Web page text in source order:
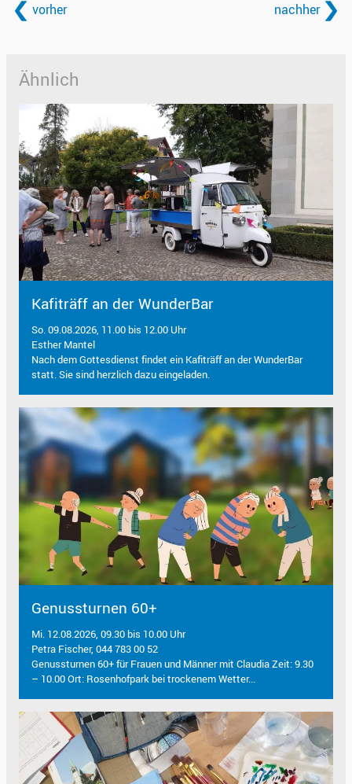
vorher nachher
Ähnlich
Kafiträff an der WunderBar
So. 09.08.2026, 11.00 bis 12.00 Uhr
Esther Mantel
Nach dem Gottesdienst findet ein Kafiträff an der WunderBar
statt. Sie sind herzlich dazu eingeladen.
Genussturnen 60+
Mi. 12.08.2026, 09.30 bis 10.00 Uhr
Petra Fischer, 044 783 00 52
Genussturnen 60+ für Frauen und Männer mit Claudia Zeit: 9.30
– 10.00 Ort: Rosenhofpark bei trockenem Wetter...